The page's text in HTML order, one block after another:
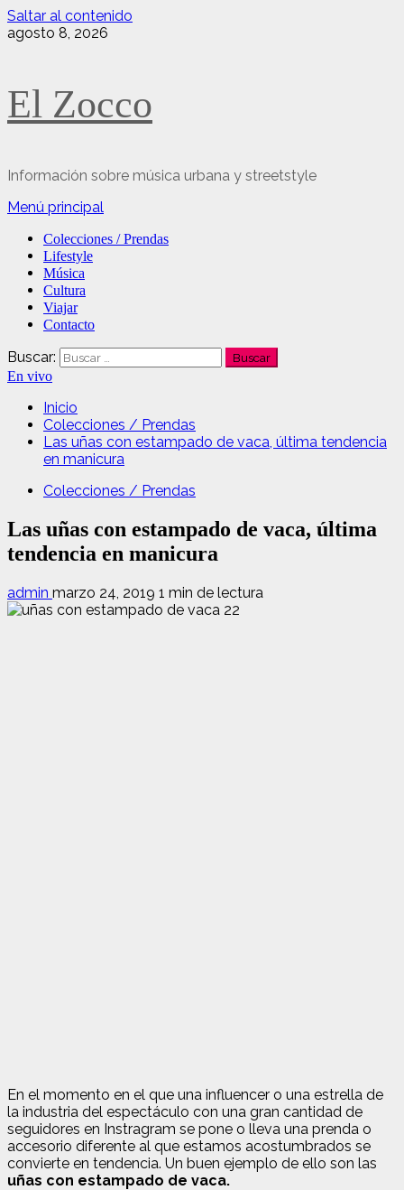
Saltar al contenido
agosto 8, 2026
El Zocco
Información sobre música urbana y streetstyle
Menú principal
Colecciones / Prendas
Lifestyle
Música
Cultura
Viajar
Contacto
Buscar:
En vivo
Inicio
Colecciones / Prendas
Las uñas con estampado de vaca, última tendencia
en manicura
Colecciones / Prendas
Las uñas con estampado de vaca, última
tendencia en manicura
admin marzo 24, 2019 1 min de lectura
En el momento en el que una influencer o una estrella de
la industria del espectáculo con una gran cantidad de
seguidores en Instragram se pone o lleva una prenda o
accesorio diferente al que estamos acostumbrados se
convierte en tendencia. Un buen ejemplo de ello son las
uñas con estampado de vaca.